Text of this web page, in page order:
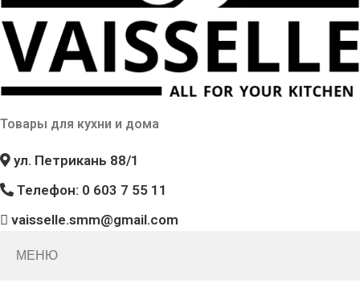
Товары для кухни и дома
ул. Петрикань 88/1
Телефон: 0 603 7 55 11
vaisselle.smm@gmail.com
МЕНЮ